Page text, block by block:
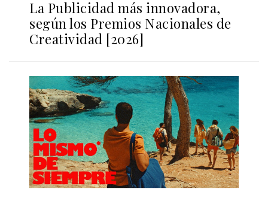
La Publicidad más innovadora,
según los Premios Nacionales de
Creatividad [2026]